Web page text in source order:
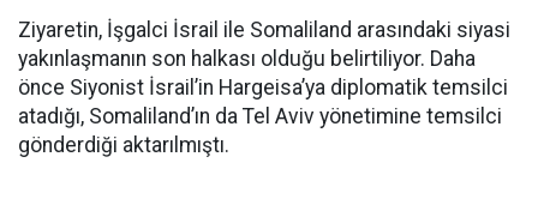
Ziyaretin, İşgalci İsrail ile Somaliland arasındaki siyasi
yakınlaşmanın son halkası olduğu belirtiliyor. Daha
önce Siyonist İsrail’in Hargeisa’ya diplomatik temsilci
atadığı, Somaliland’ın da Tel Aviv yönetimine temsilci
gönderdiği aktarılmıştı.